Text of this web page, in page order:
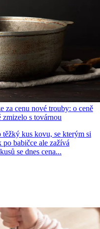
za cenu nové trouby: o ceně
s továrnou
těžký kus kovu, se kterým si
babičce ale zažívá
se dnes cena...